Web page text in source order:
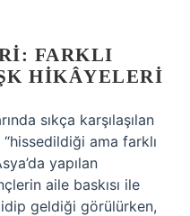
FARKLI
HIKÂYELERI
sıkça karşılaşılan
ama farklı
yapılan
aile baskısı ile
geldiği görülürken,